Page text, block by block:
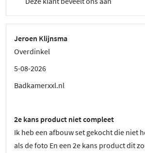
Jeroen Klijnsma
Overdinkel
5-08-2026
Badkamerxxl.nl
2e kans product niet compleet
Ik heb een afbouw set gekocht die niet
als de foto En een 2e kans product dit